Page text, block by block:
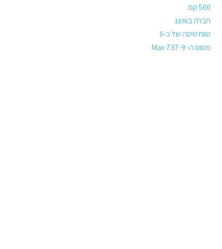
500 קמ
חברת בואינג
טווח טיסה של כ-6
מטוס ה- 737-9 Max